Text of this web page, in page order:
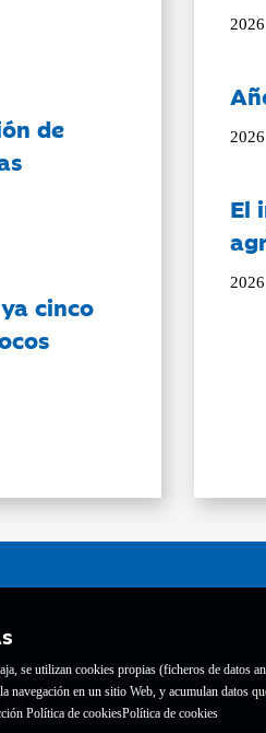
se utilizan cookies propias (ficheros de datos
en un sitio Web, y acumulan datos
Política de cookiesPolítica de cookies
de
cinco
2026
2026
El
2026